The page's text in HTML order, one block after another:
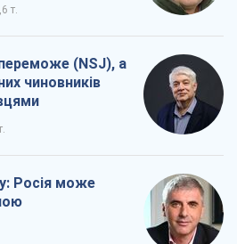
т.
(NSJ), а
чиновників
Росія може